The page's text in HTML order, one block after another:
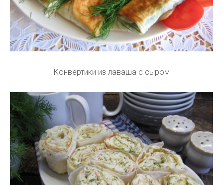
Конвертики из лаваша с сыром